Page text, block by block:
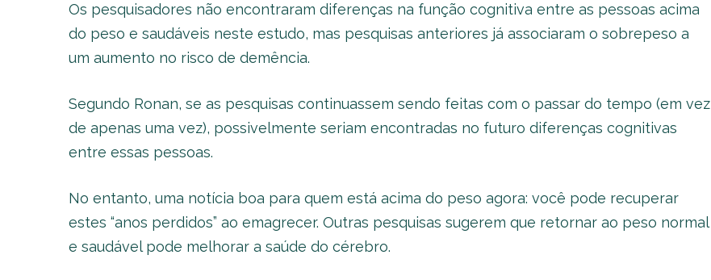
Os pesquisadores não encontraram diferenças na função cognitiva entre as pessoas acima
do peso e saudáveis neste estudo, mas pesquisas anteriores já associaram o sobrepeso a
um aumento no risco de demência.
Segundo Ronan, se as pesquisas continuassem sendo feitas com o passar do tempo (em vez
de apenas uma vez), possivelmente seriam encontradas no futuro diferenças cognitivas
entre essas pessoas.
No entanto, uma notícia boa para quem está acima do peso agora: você pode recuperar
estes “anos perdidos” ao emagrecer. Outras pesquisas sugerem que retornar ao peso normal
e saudável pode melhorar a saúde do cérebro.